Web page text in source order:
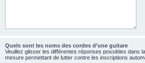
Quels sont les noms des cordes d’une guitare
Veuillez glisser les différentes réponses possibles dans
mesure permettant de lutter contre les inscriptions